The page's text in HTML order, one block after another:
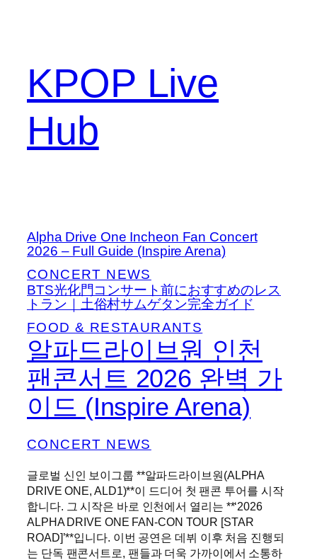
KPOP Live
Hub
Alpha Drive One Incheon Fan Concert
2026 – Full Guide (Inspire Arena)
CONCERT NEWS
BTS光化門コンサート前におすすめのレス
トラン｜土俗村サムゲタン完全ガイド
FOOD & RESTAURANTS
알파드라이브원 인천
팬콘서트 2026 완벽 가
이드 (Inspire Arena)
CONCERT NEWS
글로벌 신인 보이그룹 **알파드라이브원(ALPHA
DRIVE ONE, ALD1)**이 드디어 첫 팬콘 투어를 시작
합니다. 그 시작은 바로 인천에서 열리는 **‘2026
ALPHA DRIVE ONE FAN-CON TOUR [STAR
ROAD]’**입니다. 이번 공연은 데뷔 이후 처음 진행되
는 단독 팬콘서트로, 팬들과 더욱 가까이에서 소통하